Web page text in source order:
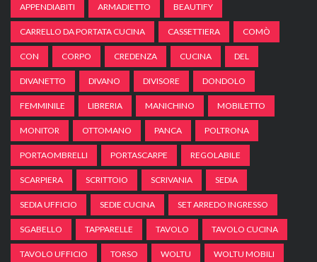
APPENDIABITI ARMADIETTO BEAUTIFY
CARRELLO DA PORTATA CUCINA CASSETTIERA COMÒ
CON CORPO CREDENZA CUCINA DEL
DIVANETTO DIVANO DIVISORE DONDOLO
FEMMINILE LIBRERIA MANICHINO MOBILETTO
MONITOR OTTOMANO PANCA POLTRONA
PORTAOMBRELLI PORTASCARPE REGOLABILE
SCARPIERA SCRITTOIO SCRIVANIA SEDIA
SEDIA UFFICIO SEDIE CUCINA SET ARREDO INGRESSO
SGABELLO TAPPARELLE TAVOLO TAVOLO CUCINA
TAVOLO UFFICIO TORSO WOLTU WOLTU MOBILI